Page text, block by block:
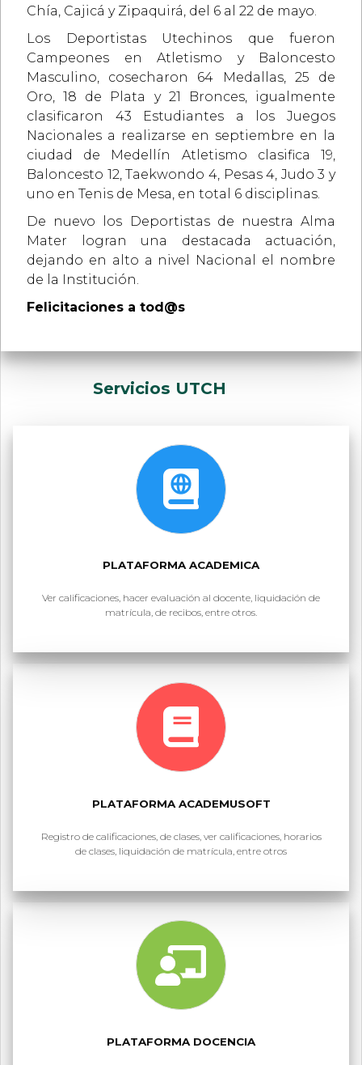
Chía, Cajicá y Zipaquirá, del 6 al 22 de mayo.
Los Deportistas Utechinos que fueron
Campeones en Atletismo y Baloncesto
Masculino, cosecharon 64 Medallas, 25 de
Oro, 18 de Plata y 21 Bronces, igualmente
clasificaron 43 Estudiantes a los Juegos
Nacionales a realizarse en septiembre en la
ciudad de Medellín Atletismo clasifica 19,
Baloncesto 12, Taekwondo 4, Pesas 4, Judo 3 y
uno en Tenis de Mesa, en total 6 disciplinas.
De nuevo los Deportistas de nuestra Alma
Mater logran una destacada actuación,
dejando en alto a nivel Nacional el nombre
de la Institución.
Felicitaciones a tod@s
Servicios UTCH
PLATAFORMA ACADEMICA
Ver calificaciones, hacer evaluación al docente, liquidación de
matrícula, de recibos, entre otros.
PLATAFORMA ACADEMUSOFT
Registro de calificaciones, de clases, ver calificaciones, horarios
de clases, liquidación de matrícula, entre otros
PLATAFORMA DOCENCIA